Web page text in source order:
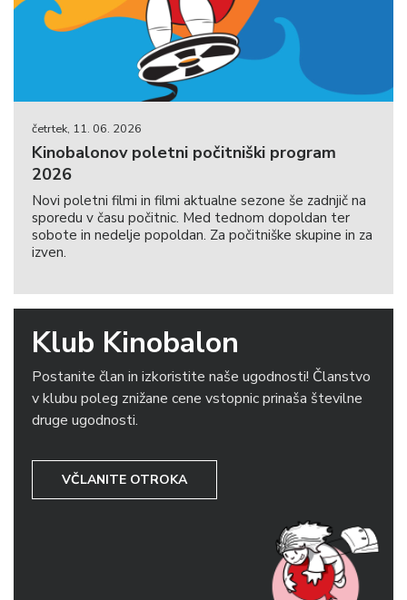
četrtek, 11. 06. 2026
Kinobalonov poletni počitniški program
2026
Novi poletni filmi in filmi aktualne sezone še zadnjič na
sporedu v času počitnic. Med tednom dopoldan ter
sobote in nedelje popoldan. Za počitniške skupine in za
izven.
Klub Kinobalon
Postanite član in izkoristite naše ugodnosti! Članstvo
v klubu poleg znižane cene vstopnic prinaša številne
druge ugodnosti.
VČLANITE OTROKA